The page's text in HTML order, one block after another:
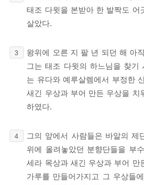
태조 다윗을 본받아 한 발짝도 어
살았다.
3
왕위에 오른 지 팔 년 되던 해 아
그는 태조 다윗의 하느님을 찾기
는 유다와 예루살렘에서 부정한
새긴 우상과 부어 만든 우상을 치
하였다.
4
그의 앞에서 사람들은 바알의 제
위에 올려놓았던 분향단들을 부
세라 목상과 새긴 우상과 부어 만
가루를 만들어가지고 그 우상들